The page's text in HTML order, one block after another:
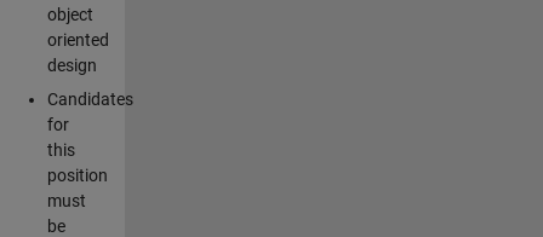
object
oriented
design
Candidates
for
this
position
must
be